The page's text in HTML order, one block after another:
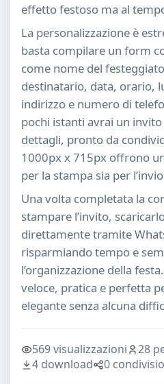
effetto festoso ma al
La personalizzazione è
basta compilare un form
come nome del
destinatario, data, orario,
indirizzo e numero di
pochi istanti avrai un
dettagli, pronto da
1000px x 715px offrono
per la stampa sia per
Una volta completata la
stampare l’invito,
direttamente tramite
risparmiando tempo e
l’organizzazione della
veloce, pratica e perfetta
elegante senza alcuna
569 visualizzazioni
28
4 download
0